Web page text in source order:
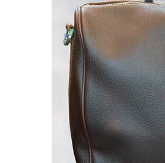
Ví
Ví đựng
Ví da
Túi Du Lịch,
Túi Xách Da
ĐỒ DA NỮ
Balo nữ da